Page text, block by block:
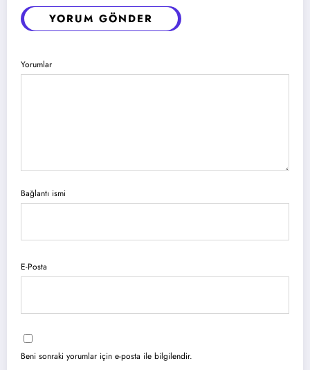
YORUM GÖNDER
Yorumlar
Bağlantı ismi
E-Posta
Beni sonraki yorumlar için e-posta ile bilgilendir.